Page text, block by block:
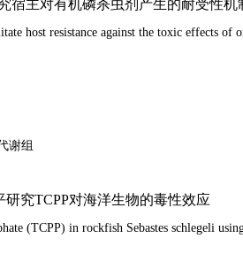
宿主对有机磷杀虫剂产生的耐受性机
host resistance against the toxic effects of
谢组
究TCPP对海洋生物的毒性效应
(TCPP) in rockfish Sebastes schlegeli